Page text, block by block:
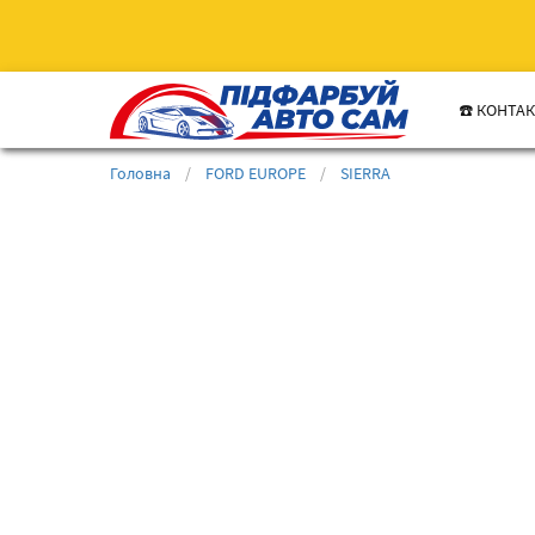
☎️
Головна / FORD EUROPE / SIERRA